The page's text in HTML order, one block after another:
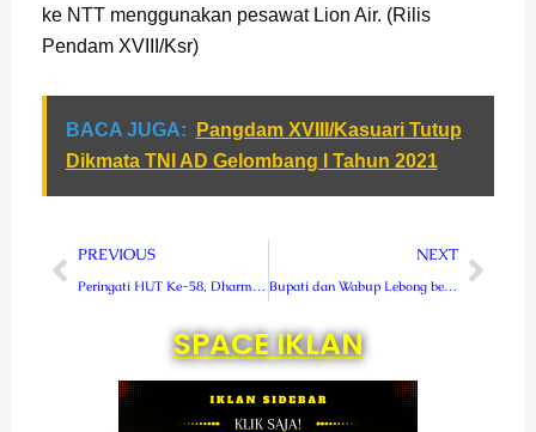
ke NTT menggunakan pesawat Lion Air. (Rilis
Pendam XVIII/Ksr)
BACA JUGA:
Pangdam XVIII/Kasuari Tutup
Dikmata TNI AD Gelombang I Tahun 2021
Prev
PREVIOUS
Peringati HUT Ke-58, Dharma Pertiwi Daerah P Ziarah Ke TMP Trikora Manokwari
NEXT
Bupati dan Wabup Lebong beserta Istri Buka Puasa di Pasar Takjil Muara Aman
Next
SPACE IKLAN